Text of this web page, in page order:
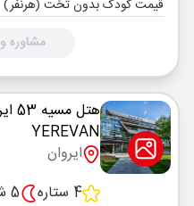
قیمت کودک بدون تخت (هرنفر)
مشاوره
هتل مسیه 53 ایروان
YEREVAN
ایروان
4 ستاره
5 شب